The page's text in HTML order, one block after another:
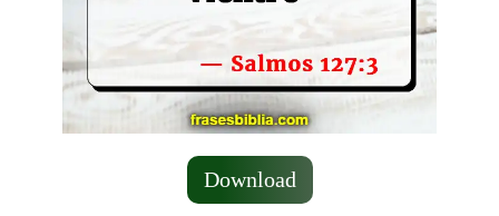
Download